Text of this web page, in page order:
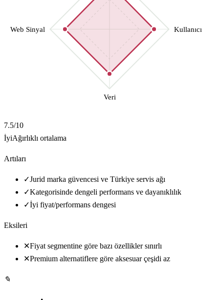
Kullanıcı
Veri
Web Sinyal
7.5/10
İyiAğırlıklı ortalama
Artıları
✓Jurid marka güvencesi ve Türkiye servis ağı
✓Kategorisinde dengeli performans ve dayanıklılık
✓İyi fiyat/performans dengesi
Eksileri
✕Fiyat segmentine göre bazı özellikler sınırlı
✕Premium alternatiflere göre aksesuar çeşidi az
✎